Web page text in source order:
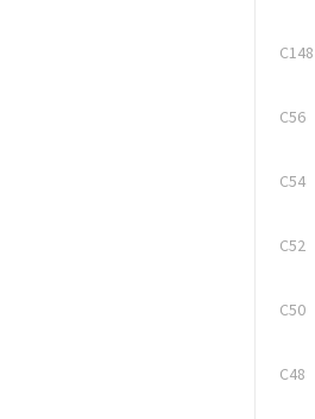
C148
C56
C54
C52
C50
C48